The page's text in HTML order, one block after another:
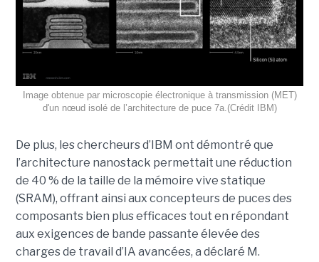
Image obtenue par microscopie électronique à transmission (MET)
d'un nœud isolé de l’architecture de puce 7a.(Crédit IBM)
De plus, les chercheurs d’IBM ont démontré que
l’architecture nanostack permettait une réduction
de 40 % de la taille de la mémoire vive statique
(SRAM), offrant ainsi aux concepteurs de puces des
composants bien plus efficaces tout en répondant
aux exigences de bande passante élevée des
charges de travail d’IA avancées, a déclaré M.